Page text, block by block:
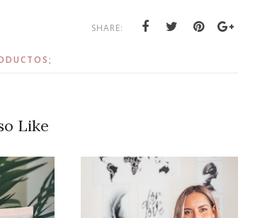
SHARE:
Like